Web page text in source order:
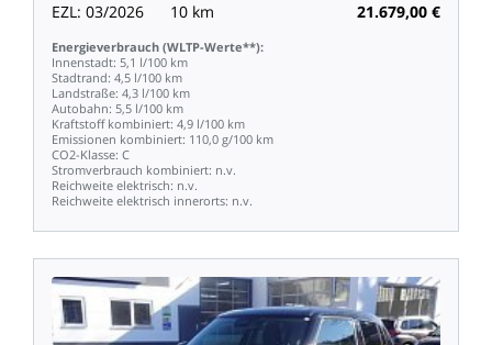
EZL: 03/2026 10 km 21.679,00 €
Energieverbrauch (WLTP-Werte**):
Innenstadt: 5,1 l/100 km
Stadtrand: 4,5 l/100 km
Landstraße: 4,3 l/100 km
Autobahn: 5,5 l/100 km
Kraftstoff kombiniert: 4,9 l/100 km
Emissionen kombiniert: 110,0 g/100 km
CO2-Klasse: C
Stromverbrauch kombiniert: n.v.
Reichweite elektrisch: n.v.
Reichweite elektrisch innerorts: n.v.